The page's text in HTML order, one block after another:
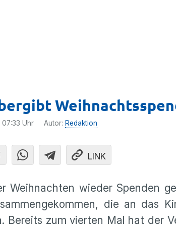
| 07:33 Uhr Autor: Redaktion
LINK
Weihnachten wieder Spenden
die an das
Bereits zum vierten Mal hat der